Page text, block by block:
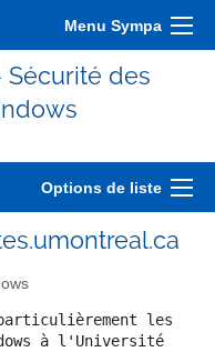
Menu Sympa
des
Options de liste
les
à l'Université